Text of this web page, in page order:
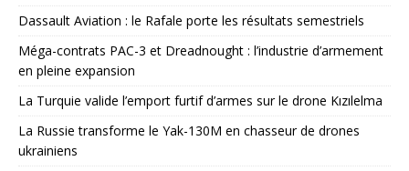
Dassault Aviation : le Rafale porte les résultats semestriels
Méga-contrats PAC-3 et Dreadnought : l’industrie d’armement
en pleine expansion
La Turquie valide l’emport furtif d’armes sur le drone Kızılelma
La Russie transforme le Yak-130M en chasseur de drones
ukrainiens